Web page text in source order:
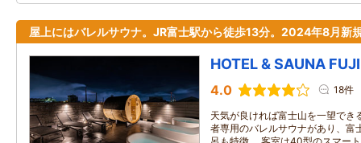
屋上にはバレルサウナ。JR富士駅から徒歩13分。2024年8月新
HOTEL & SAUNA
4.0 18件
天気が良ければ富士山を一望でき
者専用のバレルサウナがあり、富